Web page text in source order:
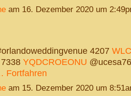
am 16. Dezember 2020 um
4207
YQDCROEONU
Fortfahren
am 15. Dezember 2020 um